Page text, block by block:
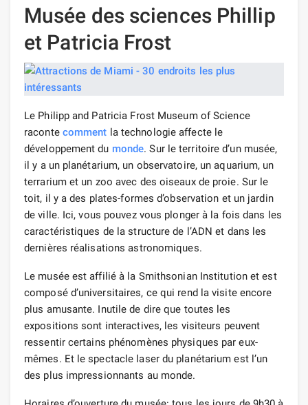
Musée des sciences Phillip
et Patricia Frost
Le Philipp and Patricia Frost Museum of Science
raconte comment la technologie affecte le
développement du monde. Sur le territoire d’un musée,
il y a un planétarium, un observatoire, un aquarium, un
terrarium et un zoo avec des oiseaux de proie. Sur le
toit, il y a des plates-formes d’observation et un jardin
de ville. Ici, vous pouvez vous plonger à la fois dans les
caractéristiques de la structure de l’ADN et dans les
dernières réalisations astronomiques.
Le musée est affilié à la Smithsonian Institution et est
composé d’universitaires, ce qui rend la visite encore
plus amusante. Inutile de dire que toutes les
expositions sont interactives, les visiteurs peuvent
ressentir certains phénomènes physiques par eux-
mêmes. Et le spectacle laser du planétarium est l’un
des plus impressionnants au monde.